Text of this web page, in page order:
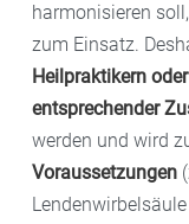
harmonisieren
zum Einsatz.
Heilpraktikern
entsprechender
werden und wird
Voraussetzungen